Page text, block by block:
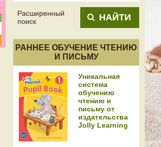
Расширенный
поиск
НАЙТИ
РАННЕЕ ОБУЧЕНИЕ ЧТЕНИЮ
И ПИСЬМУ
Уникальная
система
обучению
чтению и
письму от
издательства
Jolly Learning